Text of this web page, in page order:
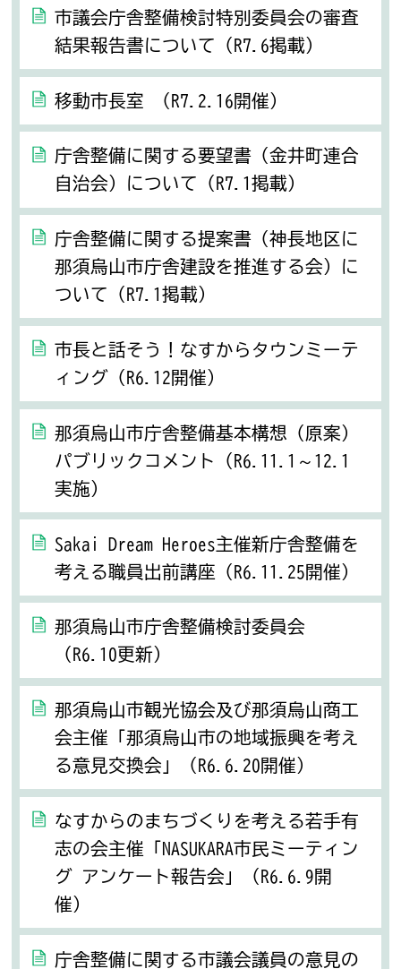
市議会庁舎整備検討特別委員会の審査
結果報告書について（R7.6掲載）
移動市長室 （R7.2.16開催）
庁舎整備に関する要望書（金井町連合
自治会）について（R7.1掲載）
庁舎整備に関する提案書（神長地区に
那須烏山市庁舎建設を推進する会）に
ついて（R7.1掲載）
市長と話そう！なすからタウンミーテ
ィング（R6.12開催）
那須烏山市庁舎整備基本構想（原案）
パブリックコメント（R6.11.1～12.1
実施）
Sakai Dream Heroes主催新庁舎整備を
考える職員出前講座（R6.11.25開催）
那須烏山市庁舎整備検討委員会
（R6.10更新）
那須烏山市観光協会及び那須烏山商工
会主催「那須烏山市の地域振興を考え
る意見交換会」（R6.6.20開催）
なすからのまちづくりを考える若手有
志の会主催「NASUKARA市民ミーティン
グ アンケート報告会」（R6.6.9開
催）
庁舎整備に関する市議会議員の意見の